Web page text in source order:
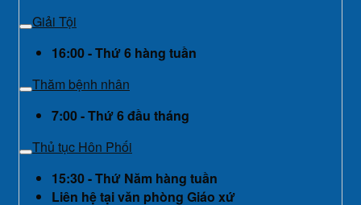
Giải Tội
16:00 - Thứ 6 hàng tuần
Thăm bệnh nhân
7:00 - Thứ 6 đầu tháng
Thủ tục Hôn Phối
15:30 - Thứ Năm hàng tuần
Liên hệ tại văn phòng Giáo xứ